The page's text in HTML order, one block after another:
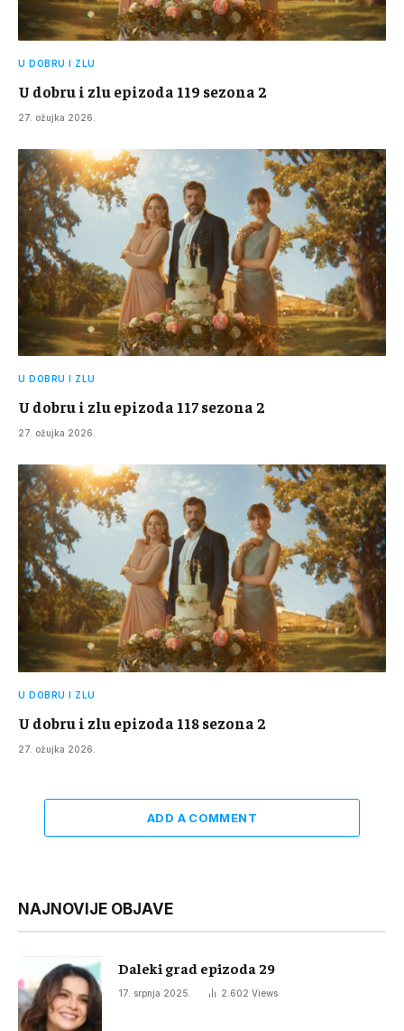
U DOBRU I ZLU
U dobru i zlu epizoda 119 sezona 2
27. ožujka 2026.
U DOBRU I ZLU
U dobru i zlu epizoda 117 sezona 2
27. ožujka 2026.
U DOBRU I ZLU
U dobru i zlu epizoda 118 sezona 2
27. ožujka 2026.
ADD A COMMENT
NAJNOVIJE OBJAVE
Daleki grad epizoda 29
17. srpnja 2025. 2.602 Views